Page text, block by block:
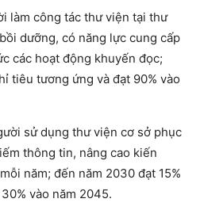
làm công tác thư viện tại thư
dưỡng, có năng lực cung cấp
các hoạt động khuyến đọc;
tiêu tương ứng và đạt 90% vào
sử dụng thư viện cơ sở phục
thông tin, nâng cao kiến
năm; đến năm 2030 đạt 15%
vào năm 2045.